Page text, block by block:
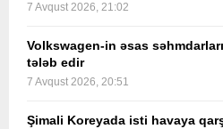
7 Avqust 2026, 21:02
Volkswagen-in əsas
tələb edir
7 Avqust 2026, 20:51
Şimali Koreyada isti havaya